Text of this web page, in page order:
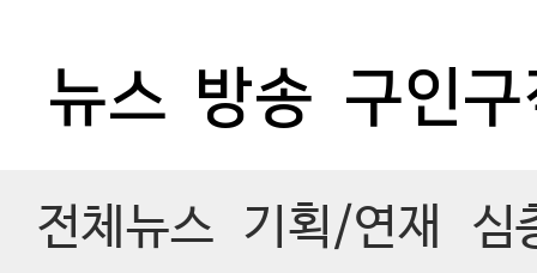
뉴스 방송 구인
전체뉴스 기획/연재 심